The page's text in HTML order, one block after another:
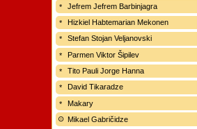
Jefrem Jefrem Barbinjagra
Hizkiel Habtemarian Mekonen
Stefan Stojan Veljanovski
Parmen Viktor Šipilev
Tito Pauli Jorge Hanna
David Tikaradze
Makary
Mikael Gabričidze